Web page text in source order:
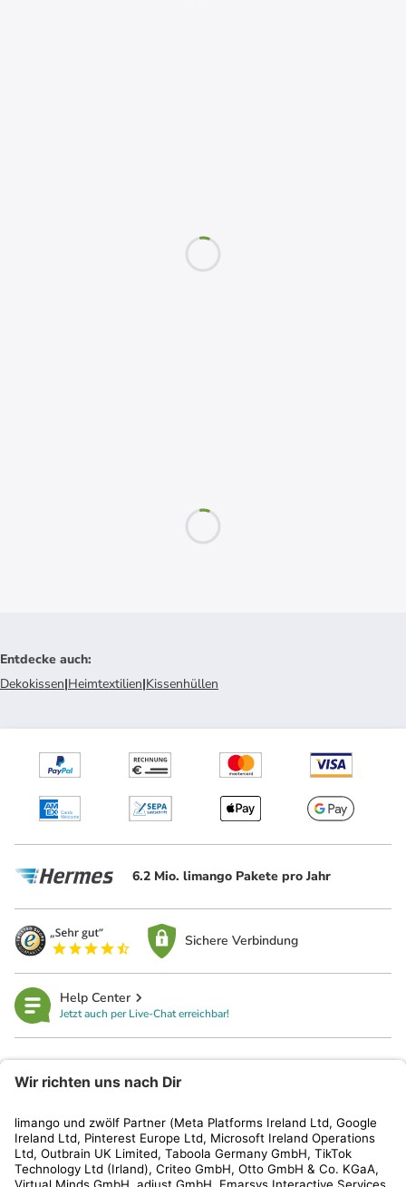
Entdecke auch:
Dekokissen|Heimtextilien|Kissenhüllen
6.2 Mio. limango Pakete pro Jahr
Sichere Verbindung
Help Center
Jetzt auch per Live-Chat erreichbar!
Kundenservice